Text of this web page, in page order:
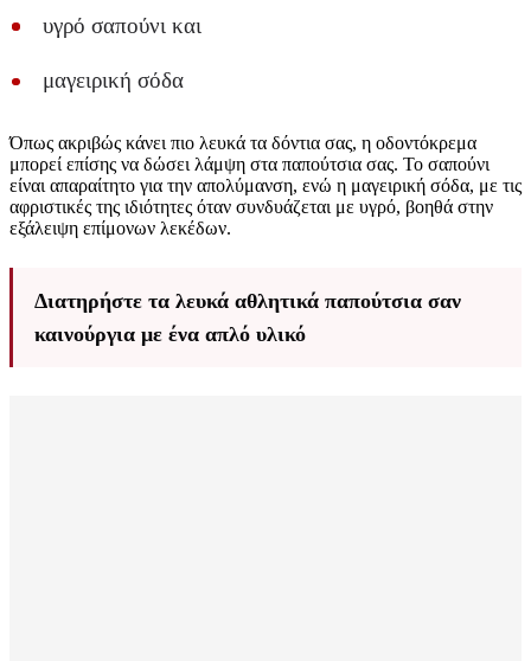
υγρό σαπούνι και
μαγειρική σόδα
Όπως ακριβώς κάνει πιο λευκά τα δόντια σας, η οδοντόκρεμα
μπορεί επίσης να δώσει λάμψη στα παπούτσια σας. Το σαπούνι
είναι απαραίτητο για την απολύμανση, ενώ η μαγειρική σόδα, με τις
αφριστικές της ιδιότητες όταν συνδυάζεται με υγρό, βοηθά στην
εξάλειψη επίμονων λεκέδων.
Διατηρήστε τα λευκά αθλητικά παπούτσια σαν
καινούργια με ένα απλό υλικό